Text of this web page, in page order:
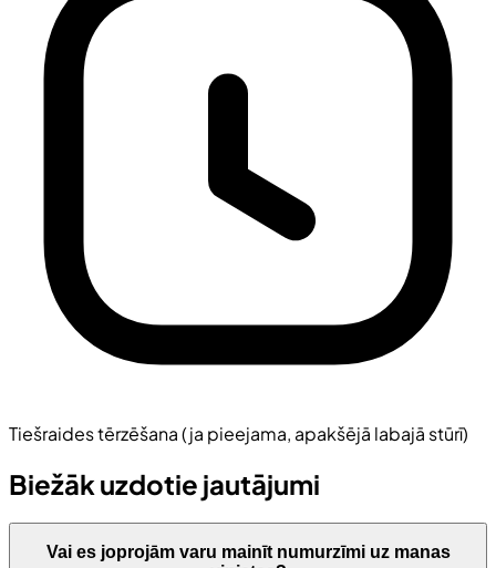
Tiešraides tērzēšana (ja pieejama, apakšējā labajā stūrī)
Biežāk uzdotie jautājumi
Vai es joprojām varu mainīt numurzīmi uz manas